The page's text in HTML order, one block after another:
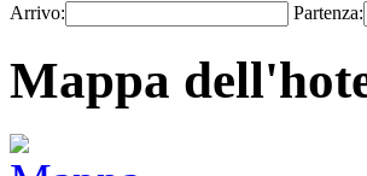
Arrivo: Partenza:
Mappa